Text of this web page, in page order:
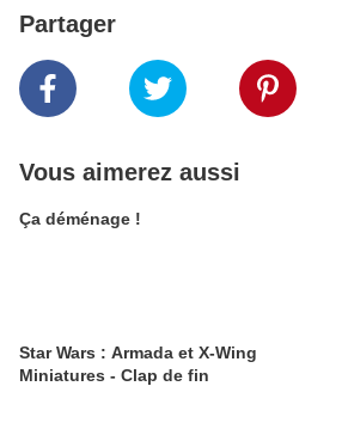
Partager
Vous aimerez aussi
Ça déménage !
Star Wars : Armada et X-Wing
Miniatures - Clap de fin